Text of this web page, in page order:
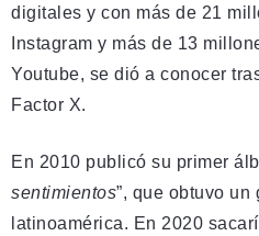
digitales y con más de 21
Instagram y más de 13
Youtube, se dió a conocer
Factor X.
En 2010 publicó su primer
sentimientos”, que obtuvo un
latinoamérica. En 2020